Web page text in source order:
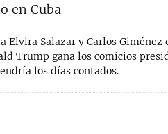
en Cuba
Elvira Salazar y Carlos Giménez
Trump gana los comicios
los días contados.